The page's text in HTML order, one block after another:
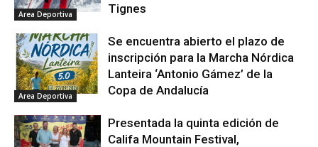
Area Deportiva
Tignes
Area Deportiva
Se encuentra abierto el plazo de
inscripción para la Marcha Nórdica
Lanteira ‘Antonio Gámez’ de la
Copa de Andalucía
Presentada la quinta edición de
Califa Mountain Festival,